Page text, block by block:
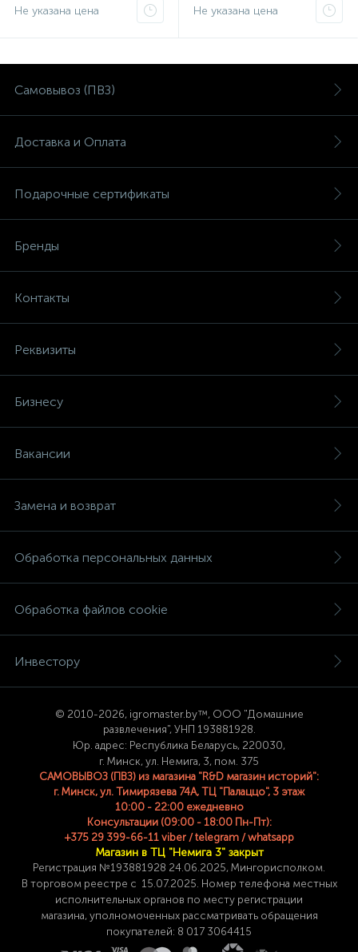
Не указана цена Не указана цена
Самовывоз (ПВЗ)
Доставка и Оплата
Подарочные сертификаты
Бренды
Контакты
Реквизиты
Бизнесу
Вакансии
Замена и возврат
Обработка персональных данных
Обработка файлов cookie
Инвестору
© 2010-2026, igromaster.by™, ООО "Домашние
развлечения", УНП 193881928.
Юр. адрес: Республика Беларусь, 220030,
г. Минск, ул. Немига, 3, пом. 375
САМОВЫВОЗ (ПВЗ) из магазина "R&D магазин историй":
г. Минск, ул. Тимирязева 74A, ТЦ "Палаццо", 3 этаж
10:00 - 22:00 ежедневно
Консультации (09:00 - 18:00 Пн-Пт):
+375 29 399-66-11 viber / telegram / whatsapp
Магазин в ТЦ "Немига 3" закрыт
Регистрация №193881928 24 .06.2025, Мингорисполком.
В торговом реестре с 15.07.2025. Номер телефона местных
исполнительных органов по месту регистрации
магазина,уполномоченных рассматривать обращения
покупателей: 8 017 3064415